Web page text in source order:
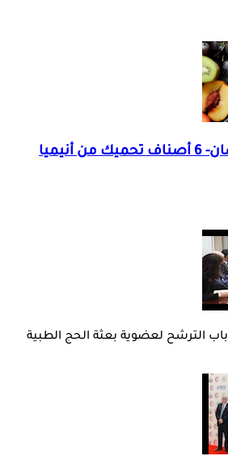
الفواكه في رمضان- 6 أصناف تحميك من أنيميا
الترشح لعضوية بعثة الحج الطبية